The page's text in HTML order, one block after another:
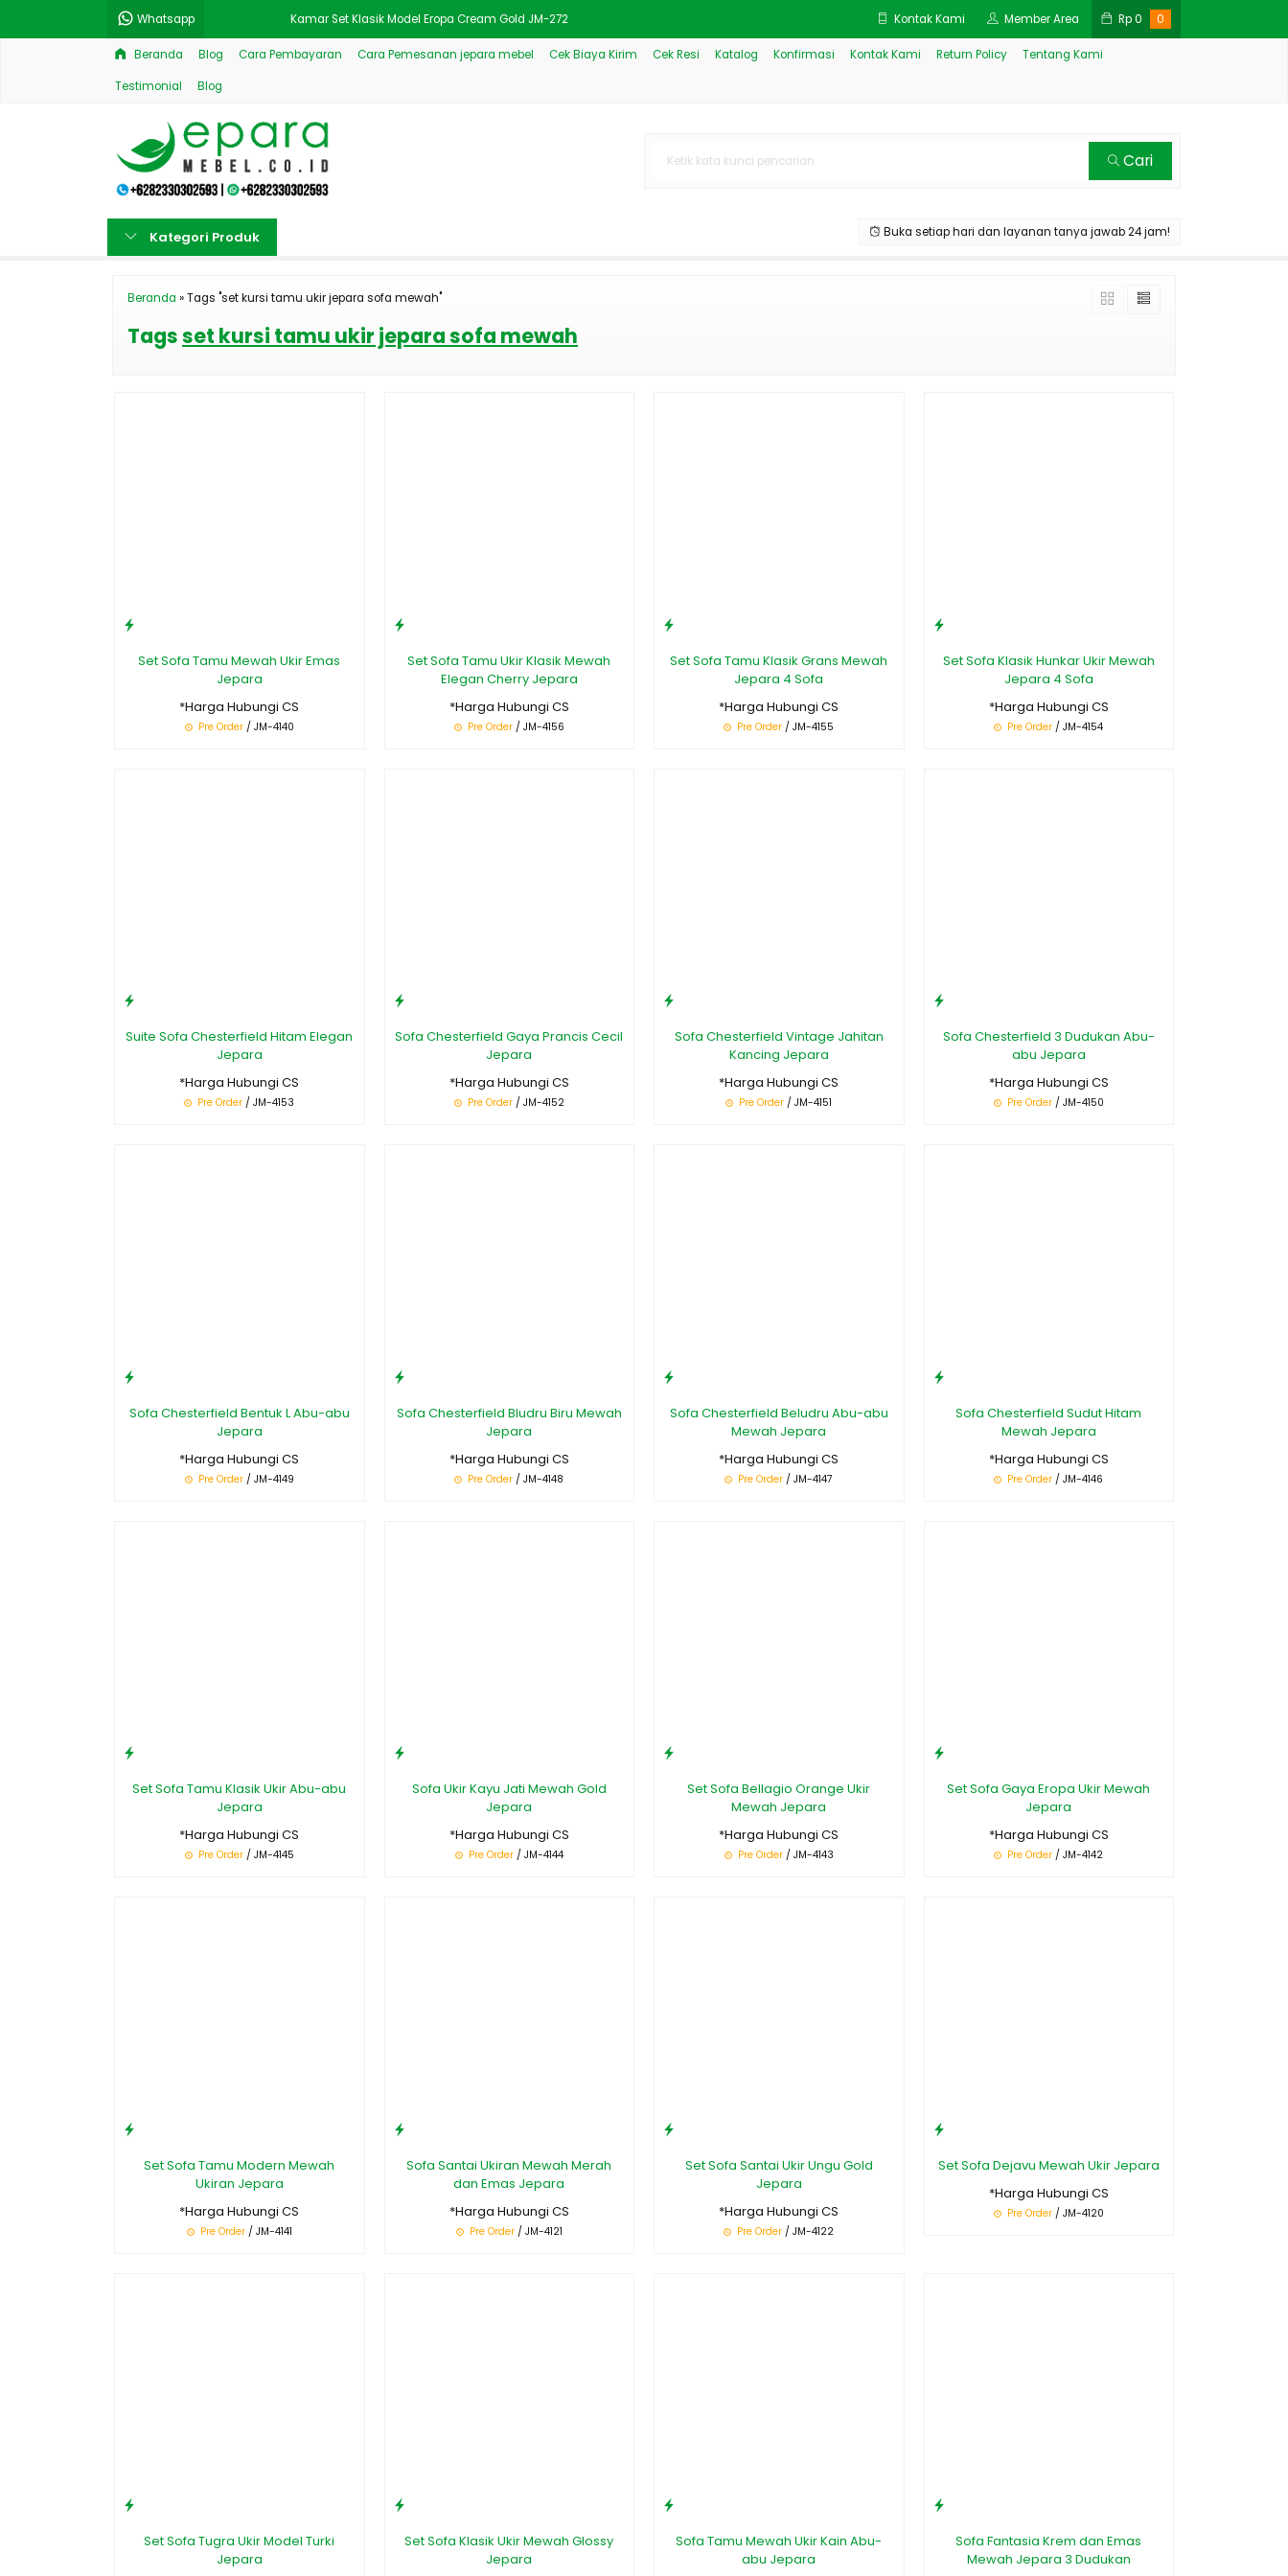
Whatsapp Kamar Set Klasik Model Eropa Cream Gold JM-272
Set Sofa Model Turkey Jati Mewah Klasik JM-1758
Bufet Tv Kayu Jati Jepara Acme Brown
Model Rak Buku Minimalis Set Meja Belajar JM-2346
Kontak Kami Member Area Rp0 0
Beranda Blog Cara Pembayaran Cara Pemesanan jepara mebel Cek Biaya Kirim Cek Resi Katalog Konfirmasi Kontak Kami Return Policy Tentang Kami
Testimonial Blog
Cari
Kategori Produk Buka setiap hari dan layanan tanya jawab 24 jam!
Beranda »Tags "set kursi tamu ukir jepara sofa mewah"
Tagsset kursi tamu ukir jepara sofa mewah
Set Sofa Tamu Mewah Ukir Emas
Jepara
*Harga Hubungi CS
Pre Order/ JM-4140
Set Sofa Tamu Ukir Klasik Mewah
Elegan Cherry Jepara
*Harga Hubungi CS
Pre Order/ JM-4156
Set Sofa Tamu Klasik Grans Mewah
Jepara 4 Sofa
*Harga Hubungi CS
Pre Order / JM-4155
Set Sofa Klasik Hunkar Ukir Mewah
Jepara 4 Sofa
*Harga Hubungi CS
Pre Order / JM-4154
Suite Sofa Chesterfield Hitam Elegan
Jepara
*Harga Hubungi CS
Pre Order / JM-4153
Sofa Chesterfield Gaya Prancis Cecil
Jepara
*Harga Hubungi CS
Pre Order/ JM-4152
Sofa Chesterfield Vintage Jahitan
Kancing Jepara
*Harga Hubungi CS
Pre Order / JM-4151
Sofa Chesterfield 3 Dudukan Abu-
abu Jepara
*Harga Hubungi CS
Pre Order/ JM-4150
Sofa Chesterfield Bentuk L Abu-abu
Jepara
*Harga Hubungi CS
Pre Order/ JM-4149
Sofa Chesterfield Bludru Biru Mewah
Jepara
*Harga Hubungi CS
Pre Order / JM-4148
Sofa Chesterfield Beludru Abu-abu
Mewah Jepara
*Harga Hubungi CS
Pre Order / JM-4147
Sofa Chesterfield Sudut Hitam
Mewah Jepara
*Harga Hubungi CS
Pre Order / JM-4146
Set Sofa Tamu Klasik Ukir Abu-abu
Jepara
*Harga Hubungi CS
Pre Order/ JM-4145
Sofa Ukir Kayu Jati Mewah Gold
Jepara
*Harga Hubungi CS
Pre Order/ JM-4144
Set Sofa Bellagio Orange Ukir
Mewah Jepara
*Harga Hubungi CS
Pre Order/ JM-4143
Set Sofa Gaya Eropa Ukir Mewah
Jepara
*Harga Hubungi CS
Pre Order / JM-4142
Set Sofa Tamu Modern Mewah
Ukiran Jepara
*Harga Hubungi CS
Pre Order/ JM-4141
Sofa Santai Ukiran Mewah Merah
dan Emas Jepara
*Harga Hubungi CS
Pre Order/ JM-4121
Set Sofa Santai Ukir Ungu Gold
Jepara
*Harga Hubungi CS
Pre Order / JM-4122
Set Sofa Dejavu Mewah Ukir Jepara
*Harga Hubungi CS
Pre Order/ JM-4120
Set Sofa Tugra Ukir Model Turki
Jepara
Set Sofa Klasik Ukir Mewah Glossy
Jepara
Sofa Tamu Mewah Ukir Kain Abu-
abu Jepara
Sofa Fantasia Krem dan Emas
Mewah Jepara 3 Dudukan